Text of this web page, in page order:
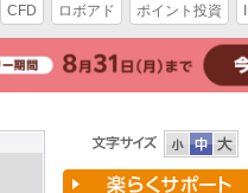
CFD ロボアド ポイント投資